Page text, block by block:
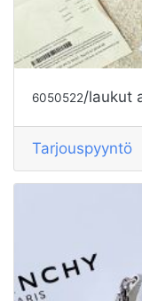
6050522/laukut
Tarjouspyyntö